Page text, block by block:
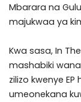
Mbarara na
majukwaa ya
Kwa sasa, In
mashabiki
zilizo kwenye
umeonekana